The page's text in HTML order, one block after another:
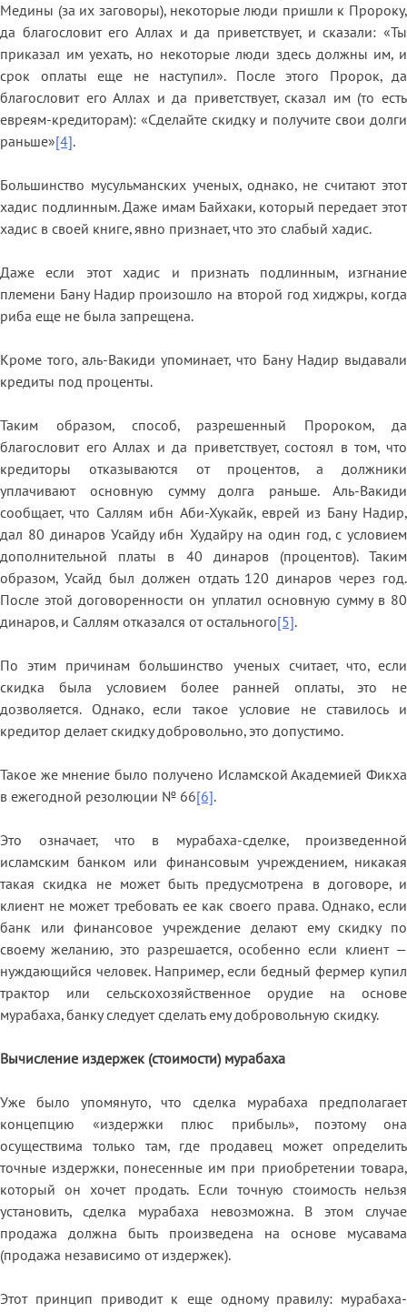
Медины (за их заговоры), некоторые люди пришли к Пророку,
да благословит его Аллах и да приветствует, и сказали: «Ты
приказал им уехать, но некоторые люди здесь должны им, и
срок оплаты еще не наступил». После этого Пророк, да
благословит его Аллах и да приветствует, сказал им (то есть
евреям-кредиторам): «Сделайте скидку и получите свои долги
раньше»[4].
Большинство мусульманских ученых, однако, не считают этот
хадис подлинным. Даже имам Байхаки, который передает этот
хадис в своей книге, явно признает, что это слабый хадис.
Даже если этот хадис и признать подлинным, изгнание
племени Бану Надир произошло на второй год хиджры, когда
риба еще не была запрещена.
Кроме того, аль-Вакиди упоминает, что Бану Надир выдавали
кредиты под проценты.
Таким образом, способ, разрешенный Пророком, да
благословит его Аллах и да приветствует, состоял в том, что
кредиторы отказываются от процентов, а должники
уплачивают основную сумму долга раньше. Аль-Вакиди
сообщает, что Саллям ибн Аби-Хукайк, еврей из Бану Надир,
дал 80 динаров Усайду ибн Худайру на один год, с условием
дополнительной платы в 40 динаров (процентов). Таким
образом, Усайд был должен отдать 120 динаров через год.
После этой договоренности он уплатил основную сумму в 80
динаров, и Саллям отказался от остального[5].
По этим причинам большинство ученых считает, что, если
скидка была условием более ранней оплаты, это не
дозволяется. Однако, если такое условие не ставилось и
кредитор делает скидку добровольно, это допустимо.
Такое же мнение было получено Исламской Академией Фикха
в ежегодной резолюции № 66[6].
Это означает, что в мурабаха-сделке, произведенной
исламским банком или финансовым учреждением, никакая
такая скидка не может быть предусмотрена в договоре, и
клиент не может требовать ее как своего права. Однако, если
банк или финансовое учреждение делают ему скидку по
своему желанию, это разрешается, особенно если клиент —
нуждающийся человек. Например, если бедный фермер купил
трактор или сельскохозяйственное орудие на основе
мурабаха, банку следует сделать ему добровольную скидку.
Вычисление издержек (стоимости) мурабаха
Уже было упомянуто, что сделка мурабаха предполагает
концепцию «издержки плюс прибыль», поэтому она
осуществима только там, где продавец может определить
точные издержки, понесенные им при приобретении товара,
который он хочет продать. Если точную стоимость нельзя
установить, сделка мурабаха невозможна. В этом случае
продажа должна быть произведена на основе мусавама
(продажа независимо от издержек).
Этот принцип приводит к еще одному правилу: мурабаха-